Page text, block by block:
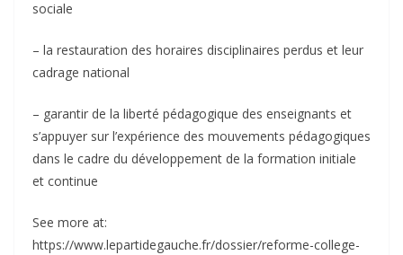
sociale
– la restauration des horaires disciplinaires perdus et leur
cadrage national
– garantir de la liberté pédagogique des enseignants et
s’appuyer sur l’expérience des mouvements pédagogiques
dans le cadre du développement de la formation initiale
et continue
See more at:
https://www.lepartidegauche.fr/dossier/reforme-college-